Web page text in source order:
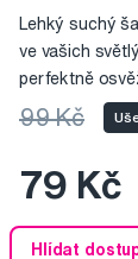
Lehký suchý
ve vašich
perfektně
99 Kč
79 Kč
Hlídat